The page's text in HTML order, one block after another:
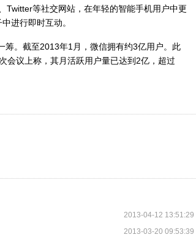
等社交网站，在年轻的智能手机用户中更
进行即时互动。
。截至2013年1月，微信拥有约3亿用户。此
会议上称，其月活跃用户量已达到2亿，超过
2013-04-12 13:51:29
2013-03-20 09:53:39